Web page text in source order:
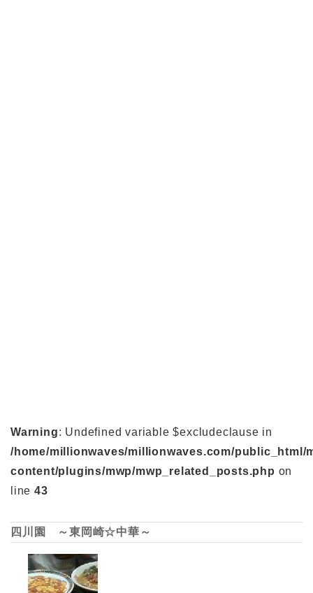
Warning: Undefined variable $excludeclause in
/home/millionwaves/millionwaves.com/public_html/
content/plugins/mwp/mwp_related_posts.php on
line 43
四川園 ～東岡崎☆中華～